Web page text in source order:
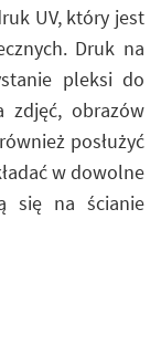
UV, który jest
Druk na
pleksi do
zdjęć, obrazów
posłużyć
w dowolne
się na ścianie